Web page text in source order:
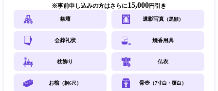
事前申し込みの方はさらに15,000円引き
祭壇 遺影写真（黒額）
会葬礼状 焼香用具
枕飾り 仏衣
お棺 （桐6尺） 骨壺 （7寸白・覆白）